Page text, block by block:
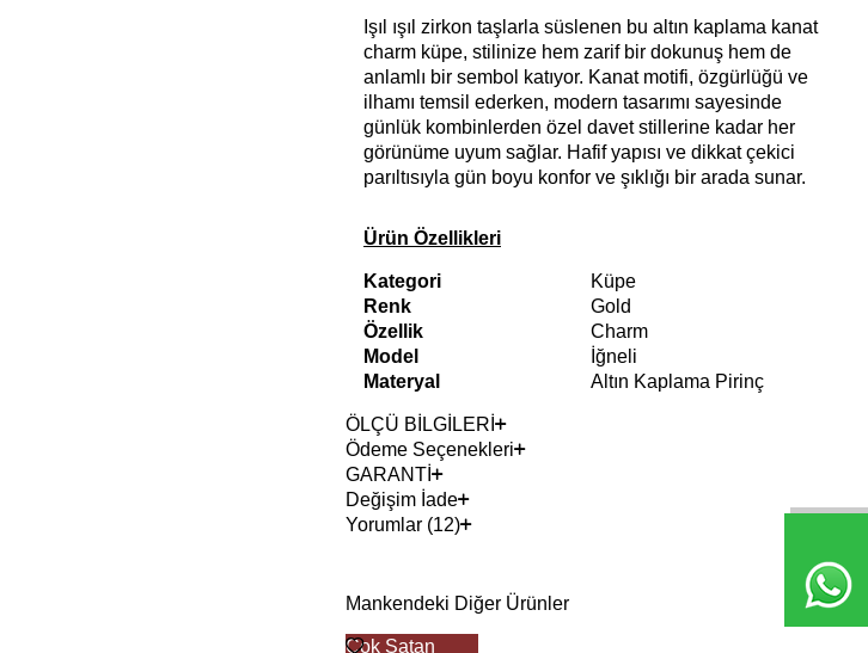
Işıl ışıl zirkon taşlarla süslenen bu altın kaplama kanat
charm küpe, stilinize hem zarif bir dokunuş hem de
anlamlı bir sembol katıyor. Kanat motifi, özgürlüğü ve
ilhamı temsil ederken, modern tasarımı sayesinde
günlük kombinlerden özel davet stillerine kadar her
görünüme uyum sağlar. Hafif yapısı ve dikkat çekici
parıltısıyla gün boyu konfor ve şıklığı bir arada sunar.
Ürün Özellikleri
Kategori
Küpe
Renk
Gold
Özellik
Charm
Model
İğneli
Materyal
Altın Kaplama Pirinç
ÖLÇÜ BİLGİLERİ
Ödeme Seçenekleri
GARANTİ
Değişim İade
Yorumlar (12)
Mankendeki Diğer Ürünler
Çok Satan